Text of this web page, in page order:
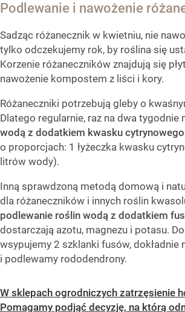
Podlewanie i nawożenie
Sadząc różanecznik w kwietniu, nie
tylko odczekujemy rok, by roślina się
Korzenie różaneczników znajdują się
nawożenie kompostem z liści i kory.
Różaneczniki potrzebują gleby o
Dlatego regularnie, raz na dwa tygodnie
wodą z dodatkiem kwasku cytrynowego
o proporcjach: 1 łyżeczka kwasku
litrów wody).
Inną sprawdzoną metodą domową i
dla różaneczników i innych roślin
podlewanie roślin wodą z dodatkiem
dostarczają azotu, magnezu i potasu.
wsypujemy 2 szklanki fusów, dokładnie
i podlewamy rododendrony.
W sklepach ogrodniczych zatrzęsienie
Pomagamy podjąć decyzję, na którą